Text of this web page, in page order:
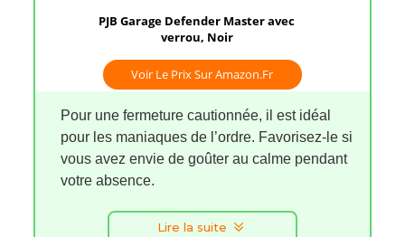
PJB Garage Defender Master avec
verrou, Noir
Voir Le Prix Sur Amazon.fr
Pour une fermeture cautionnée, il est idéal
pour les maniaques de l’ordre. Favorisez-le si
vous avez envie de goûter au calme pendant
votre absence.
Lire la suite